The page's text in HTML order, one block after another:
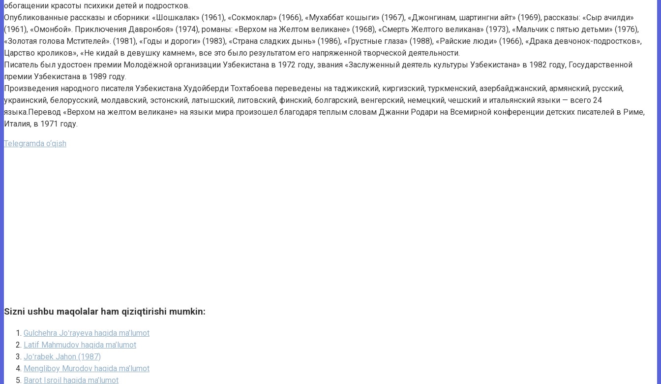
обогащении красоты психики детей и подростков.
Опубликованные рассказы и сборники: «Шошкалак» (1961), «Сокмоклар» (1966), «Мухаббат кошыги» (1967), «Джонгинам, шартингни айт» (1969), рассказы: «Сыр ачилди»
(1961), «Омонбой». Приключения Давронбоя» (1974), романы: «Верхом на Желтом великане» (1968), «Смерть Желтого великана» (1973), «Мальчик с пятью детьми» (1976),
«Золотая голова Мстителей». (1981), «Годы и дороги» (1983), «Страна сладких дынь» (1986), «Грустные глаза» (1988), «Райские люди» (1966), «Драка девчонок-подростков»,
Царство кроликов», «Не кидай в девушку камнем», все это было результатом его напряженной творческой деятельности.
Писатель был удостоен премии Молодёжной организации Узбекистана в 1972 году, звания «Заслуженный деятель культуры Узбекистана» в 1982 году, Государственной
премии Узбекистана в 1989 году.
Произведения народного писателя Узбекистана Худойберди Тохтабоева переведены на таджикский, киргизский, туркменский, азербайджанский, армянский, русский,
украинский, белорусский, молдавский, эстонский, латышский, литовский, финский, болгарский, венгерский, немецкий, чешский и итальянский языки — всего 24
языка.Перевод «Верхом на желтом великане» на языки мира произошел благодаря теплым словам Джанни Родари на Всемирной конференции детских писателей в Риме,
Италия, в 1971 году.
Telegramda o‘qish
Sizni ushbu maqolalar ham qiziqtirishi mumkin:
Gulchehra Joʻrayeva haqida ma’lumot
Latif Mahmudov haqida ma’lumot
Joʻrabek Jahon (1987)
Mengliboy Murodov haqida ma’lumot
Barot Isroil haqida ma’lumot